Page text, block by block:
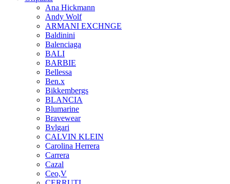
Ana Hickmann
Andy Wolf
ARMANI EXCHNGE
Baldinini
Balenciaga
BALI
BARBIE
Bellessa
Ben.x
Bikkembergs
BLANCIA
Blumarine
Bravewear
Bvlgari
CALVIN KLEIN
Carolina Herrera
Carrera
Cazal
Ceo,V